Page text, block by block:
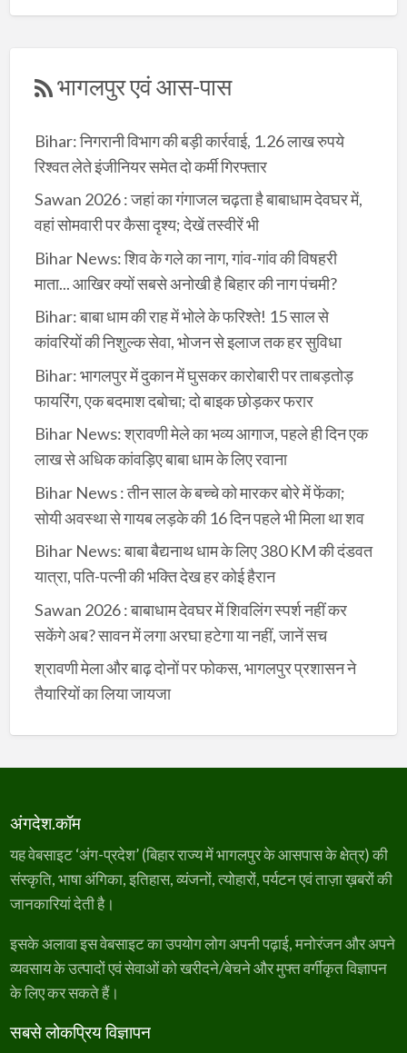
भागलपुर एवं आस-पास
Bihar: निगरानी विभाग की बड़ी कार्रवाई, 1.26 लाख रुपये
रिश्वत लेते इंजीनियर समेत दो कर्मी गिरफ्तार
Sawan 2026 : जहां का गंगाजल चढ़ता है बाबाधाम देवघर में,
वहां सोमवारी पर कैसा दृश्य; देखें तस्वीरें भी
Bihar News: शिव के गले का नाग, गांव-गांव की विषहरी
माता... आखिर क्यों सबसे अनोखी है बिहार की नाग पंचमी?
Bihar: बाबा धाम की राह में भोले के फरिश्ते! 15 साल से
कांवरियों की निशुल्क सेवा, भोजन से इलाज तक हर सुविधा
Bihar: भागलपुर में दुकान में घुसकर कारोबारी पर ताबड़तोड़
फायरिंग, एक बदमाश दबोचा; दो बाइक छोड़कर फरार
Bihar News: श्रावणी मेले का भव्य आगाज, पहले ही दिन एक
लाख से अधिक कांवड़िए बाबा धाम के लिए रवाना
Bihar News : तीन साल के बच्चे को मारकर बोरे में फेंका;
सोयी अवस्था से गायब लड़के की 16 दिन पहले भी मिला था शव
Bihar News: बाबा बैद्यनाथ धाम के लिए 380 KM की दंडवत
यात्रा, पति-पत्नी की भक्ति देख हर कोई हैरान
Sawan 2026 : बाबाधाम देवघर में शिवलिंग स्पर्श नहीं कर
सकेंगे अब? सावन में लगा अरघा हटेगा या नहीं, जानें सच
श्रावणी मेला और बाढ़ दोनों पर फोकस, भागलपुर प्रशासन ने
तैयारियों का लिया जायजा
अंगदेश.कॉम
यह वेबसाइट ‘अंग-प्रदेश’ (बिहार राज्य में भागलपुर के आसपास के क्षेत्र) की
संस्कृति, भाषा अंगिका, इतिहास, व्यंजनों, त्योहारों, पर्यटन एवं ताज़ा ख़बरों की
जानकारियां देती है।
इसके अलावा इस वेबसाइट का उपयोग लोग अपनी पढ़ाई, मनोरंजन और अपने
व्यवसाय के उत्पादों एवं सेवाओं को खरीदने/बेचने और मुफ्त वर्गीकृत विज्ञापन
के लिए कर सकते हैं।
सबसे लोकप्रिय विज्ञापन